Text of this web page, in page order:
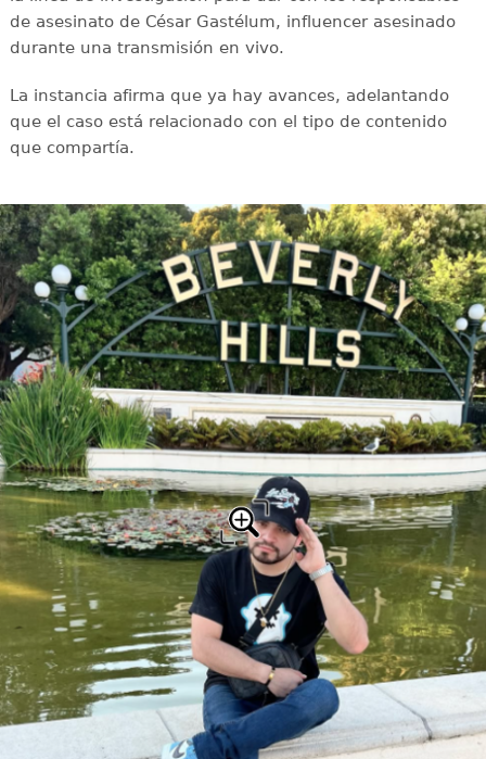
de asesinato de César Gastélum, influencer asesinado
durante una transmisión en vivo.
La instancia afirma que ya hay avances, adelantando
que el caso está relacionado con el tipo de contenido
que compartía.